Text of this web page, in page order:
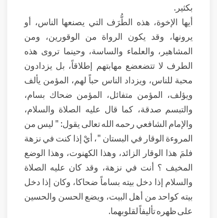
بكثير.
أيها الإخوة، هذه الطُّرَف التي يصنعها الناس، أو
يرونها، وقد يكون الرواة من الوقورين، ومن
المشاهير، والعلماء والساسة، وحينما تروى هذه
الطرف لا تتضعضع مهابتهم إطلاقاً، بل يزدادون
محبة للناس، ويزداد الناس حباً لهم، المؤمن يألف
ويؤلف، المؤمن متفائل، المؤمن ضحاك بسام،
والتبسم صدقة، كما قال عليه الصلاة والسلام،
والإمام الشافعي رحمه الله تعالى يقول: " ليس من
المروءة الوقار في البستان "، أيْ إذا كنت في نزهة
فلمَ هذا الوقار الزائد، وهذا الكهنوت، وهذا الوضع
المخيف ؟ أنت في نزهة، وقد كان عليه الصلاة
والسلام إذا دخل بيته بساماً ضحاكا، وكان إذا دخل
بيته كواحد من أهل البيت، ويضع الحسن والحسين
على ظهره تأليفاً لقلوبهما.